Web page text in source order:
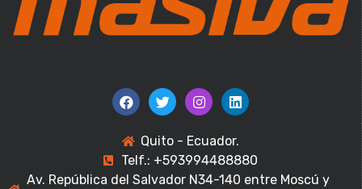
Quito - Ecuador.
Telf.: +593994488880
Av. República del Salvador N34-140 entre Moscú y